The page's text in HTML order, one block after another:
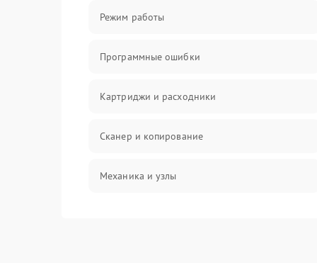
Режим работы
Программные ошибки
Картриджи и расходники
Сканер и копирование
Механика и узлы